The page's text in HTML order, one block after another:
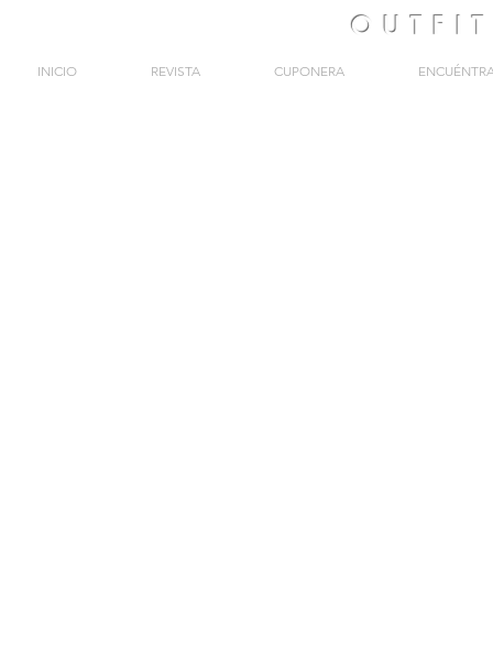
OUTFIT
INICIO REVISTA CUPONERA